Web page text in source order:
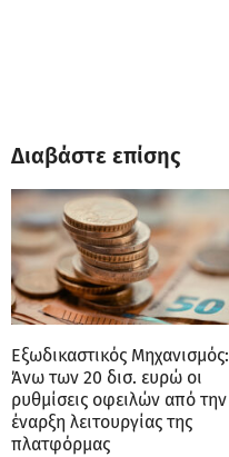
Διαβάστε επίσης
Εξωδικαστικός Μηχανισμός:
Άνω των 20 δισ. ευρώ οι
ρυθμίσεις οφειλών από την
έναρξη λειτουργίας της
πλατφόρμας